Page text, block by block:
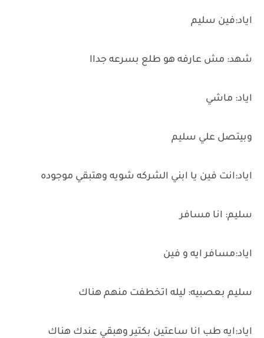
اياد:فين سليم
شهد: مش عارفه هو طلع بسرعه جداا
اياد: ماشي
وبيتصل علي سليم
اياد:انت فين يا ابني الشركه شويه وهتبقي موجوده
سليم: انا مسافر
اياد:مسافر ايه و فين
سليم بعصبيه: ليله اتخطفت منهم هناك
اياد:ايه طب انا ساعتين بكتير وهبقي عندك هناك